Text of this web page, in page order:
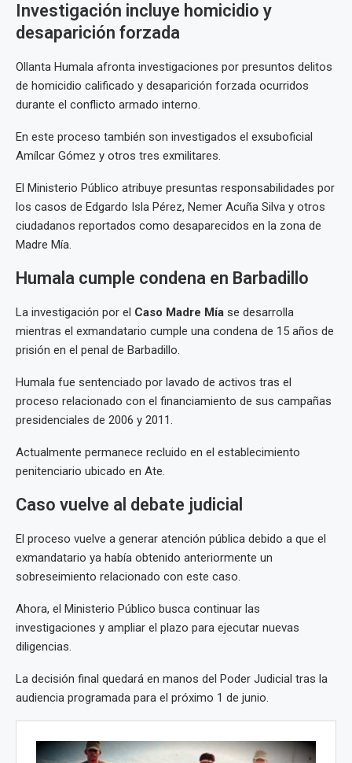
Investigación incluye homicidio y
desaparición forzada
Ollanta Humala afronta investigaciones por presuntos delitos
de homicidio calificado y desaparición forzada ocurridos
durante el conflicto armado interno.
En este proceso también son investigados el exsuboficial
Amílcar Gómez y otros tres exmilitares.
El Ministerio Público atribuye presuntas responsabilidades por
los casos de Edgardo Isla Pérez, Nemer Acuña Silva y otros
ciudadanos reportados como desaparecidos en la zona de
Madre Mía.
Humala cumple condena en Barbadillo
La investigación por el Caso Madre Mía se desarrolla
mientras el exmandatario cumple una condena de 15 años de
prisión en el penal de Barbadillo.
Humala fue sentenciado por lavado de activos tras el
proceso relacionado con el financiamiento de sus campañas
presidenciales de 2006 y 2011.
Actualmente permanece recluido en el establecimiento
penitenciario ubicado en Ate.
Caso vuelve al debate judicial
El proceso vuelve a generar atención pública debido a que el
exmandatario ya había obtenido anteriormente un
sobreseimiento relacionado con este caso.
Ahora, el Ministerio Público busca continuar las
investigaciones y ampliar el plazo para ejecutar nuevas
diligencias.
La decisión final quedará en manos del Poder Judicial tras la
audiencia programada para el próximo 1 de junio.